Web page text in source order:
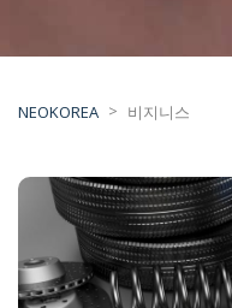
NEOKOREA > 비지니스
수